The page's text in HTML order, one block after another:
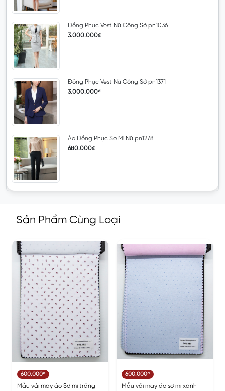
Đồng Phục Vest Nữ Công Sở pn1036
3.000.000₫
Đồng Phục Vest Nữ Công Sở pn1371
3.000.000₫
Áo Đồng Phục Sơ Mi Nữ pn1278
680.000₫
Sản Phẩm Cùng Loại
600.000₫
Mẫu vải may áo Sơ mi trắng
600.000₫
Mẫu vải may áo sơ mi xanh